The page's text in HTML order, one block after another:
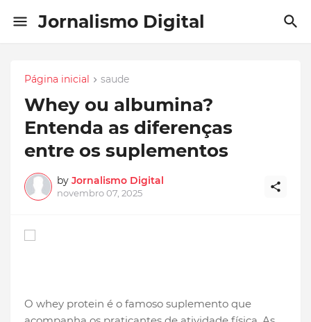
Jornalismo Digital
Página inicial saude
Whey ou albumina?
Entenda as diferenças
entre os suplementos
by Jornalismo Digital
novembro 07, 2025
O whey protein é o famoso suplemento que